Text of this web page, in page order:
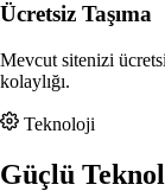
Ücretsiz Taşıma
Mevcut sitenizi
kolaylığı.
Teknoloji
Güçlü